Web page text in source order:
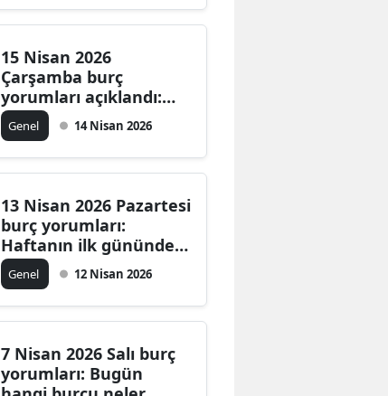
15 Nisan 2026
Çarşamba burç
yorumları açıklandı:
Koç’tan Balık’a tüm
burçlar için kritik
mesajlar
Genel 14 Nisan 2026
13 Nisan 2026 Pazartesi
burç yorumları:
Haftanın ilk gününde
aşk, iş ve para alanında
sizi neler bekliyor?
Genel 12 Nisan 2026
7 Nisan 2026 Salı burç
yorumları: Bugün